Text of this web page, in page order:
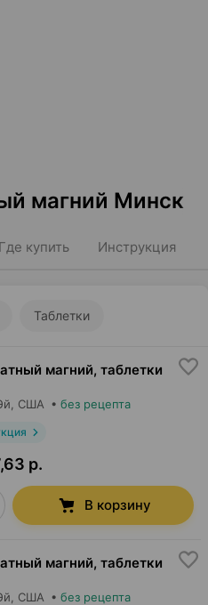
магний Минск
Где купить Инструкция
Таблетки
магний, таблетки
, США • без рецепта
р.
В корзину
магний, таблетки
, США • без рецепта